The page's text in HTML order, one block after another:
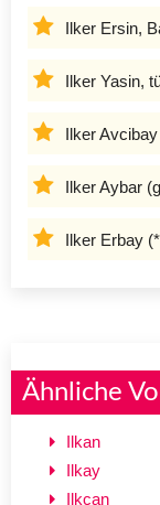
Ilker Ersin,
Ilker Yasin,
Ilker
Ilker Aybar
Ilker Erbay
Ähnliche
Ilkan
Ilkay
Ilkcan